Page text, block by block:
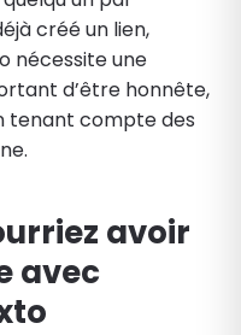
créé un lien,
nécessite une
d’être honnête,
tenant compte des
avoir
avec